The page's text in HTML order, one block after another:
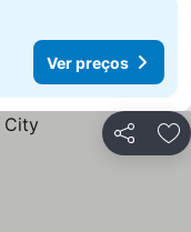
Ver preços
Partilhar